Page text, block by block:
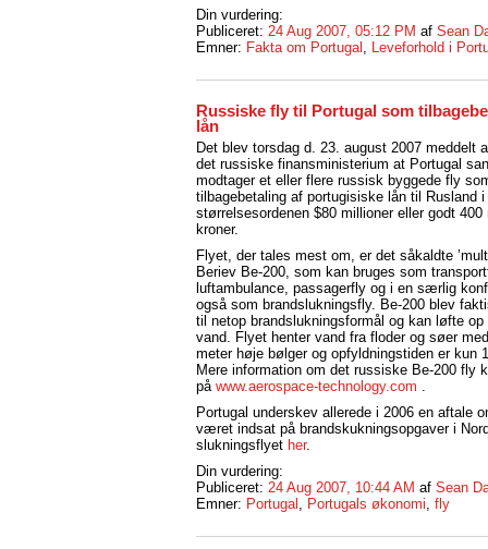
Din vurdering:
Publiceret: 24 Aug 2007, 05:12 PM af Sean
Emner: Fakta om Portugal Leveforhold i
Russiske fly til Portugal som
lån
Det blev torsdag d. 23. august 2007 meddelt
det russiske finansministerium at Portugal
modtager et eller flere russisk byggede fly
tilbagebetaling af portugisiske lån til Rusland i
størrelsesordenen $80 millioner eller godt 400
kroner.
Flyet, der tales mest om, er det såkaldte
Beriev Be-200, som kan bruges som
luftambulance, passagerfly og i en særlig
også som brandslukningsfly. Be-200 blev
til netop brandslukningsformål og kan løfte
vand. Flyet henter vand fra floder og søer
meter høje bølger og opfyldningstiden er kun
Mere information om det russiske Be-200 fly
på www.aerospace-technology.com .
Portugal underskev allerede i 2006 en aftale
været indsat på brandskukningsopgaver i
slukningsflyet her.
Din vurdering:
Publiceret: 24 Aug 2007, 10:44 AM af Sean
Emner: Portugal , Portugals økonomi, fly